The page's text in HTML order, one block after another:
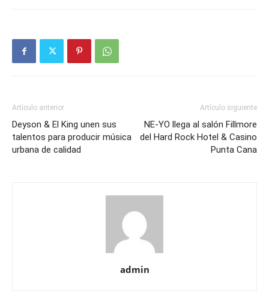
Artículo anterior
Deyson & El King unen sus
talentos para producir música
urbana de calidad
Artículo siguiente
NE-YO llega al salón Fillmore
del Hard Rock Hotel & Casino
Punta Cana
admin